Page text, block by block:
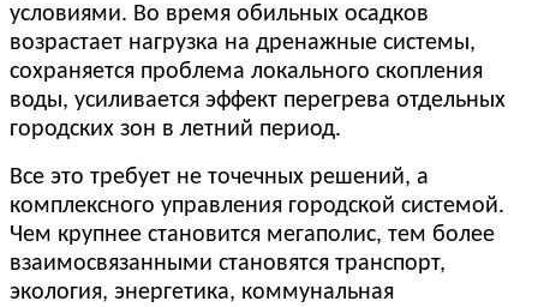
условиями. Во время обильных осадков
возрастает нагрузка на дренажные системы,
сохраняется проблема локального скопления
воды, усиливается эффект перегрева отдельных
городских зон в летний период.
Все это требует не точечных решений, а
комплексного управления городской системой.
Чем крупнее становится мегаполис, тем более
взаимосвязанными становятся транспорт,
экология, энергетика, коммунальная